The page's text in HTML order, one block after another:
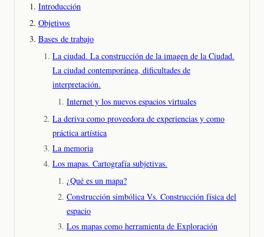
Introducción
Objetivos
Bases de trabajo
La ciudad. La construcción de la imagen de la Ciudad.
La ciudad contemporánea, dificultades de
interpretación.
Internet y los nuevos espacios virtuales
La deriva como proveedora de experiencias y como
práctica artística
La memoria
Los mapas. Cartografía subjetivas.
¿Qué es un mapa?
Construcción simbólica Vs. Construcción física del
espacio
Los mapas como herramienta de Exploración